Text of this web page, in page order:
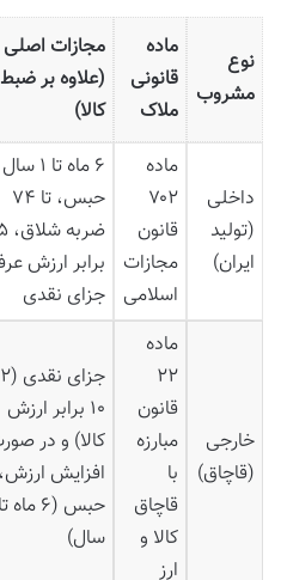
نوع
مشروب
ماده
قانونی
ملاک
مجازات اصلی
(علاوه بر ضبط
کالا)
داخلی
(تولید
ایران)
ماده
۷۰۲
قانون
مجازات
اسلامی
۶ ماه تا ۱ سال
حبس، تا ۷۴
ضربه
برابر ارزش
جزای نقدی
خارجی
(قاچاق)
ماده
۲۲
قانون
مبارزه
با
قاچاق
کالا و
ارز
۱۰ برابر ارزش
کالا) و در
افزایش ارزش،
سال)